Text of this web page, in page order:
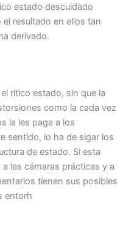
estado descuidado
resultado en ellos tan
derivado.
rítico estado, sin que la
como la cada vez
la les paga a los
sentido, lo ha de sigar los
de estado. Si esta
las cámaras prácticas y a
tienen sus posibles
entorh